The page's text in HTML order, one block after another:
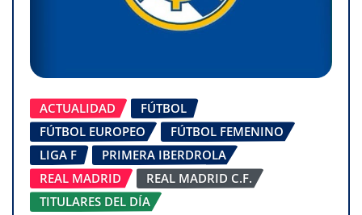
ACTUALIDAD
FÚTBOL
FÚTBOL EUROPEO
FÚTBOL FEMENINO
LIGA F
PRIMERA IBERDROLA
REAL MADRID
REAL MADRID C.F.
TITULARES DEL DÍA